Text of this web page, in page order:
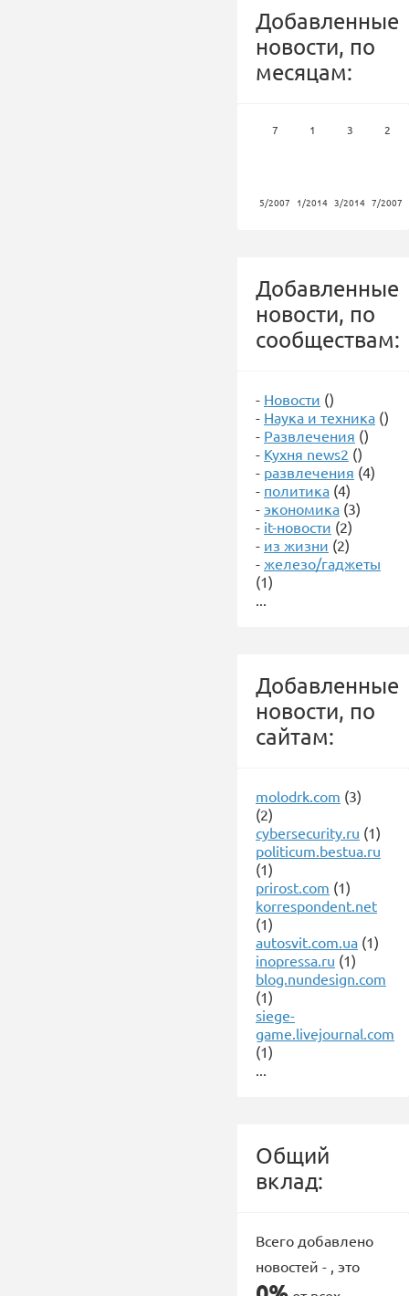
Добавленные
новости, по
месяцам:
7
5/2007
1
1/2014
3
3/2014
2
7/2007
Добавленные
новости, по
сообществам:
- Новости ()
- Наука и техника ()
- Развлечения ()
- Кухня news2 ()
- развлечения (4)
- политика (4)
- экономика (3)
- it-новости (2)
- из жизни (2)
- железо/гаджеты
(1)
...
Добавленные
новости, по
сайтам:
molodrk.com (3)
(2)
cybersecurity.ru (1)
politicum.bestua.ru
(1)
prirost.com (1)
korrespondent.net
(1)
autosvit.com.ua (1)
inopressa.ru (1)
blog.nundesign.com
(1)
siege-
game.livejournal.com
(1)
...
Общий
вклад:
Всего добавлено
новостей - , это